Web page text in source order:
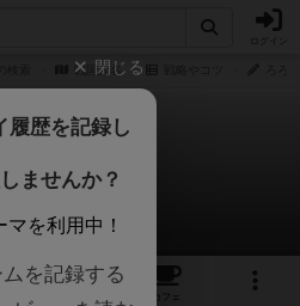
戦国大名
国大名
んの戦略やコツ
5
カフェ
閉じる
履歴を記録し
ませんか？
マを利用中！
を記録する